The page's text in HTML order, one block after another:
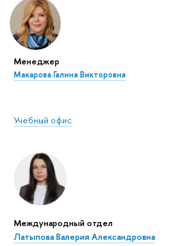
Менеджер
Макарова Галина Викторовна
Учебный офис
Международный отдел
Латыпова Валерия Александровна